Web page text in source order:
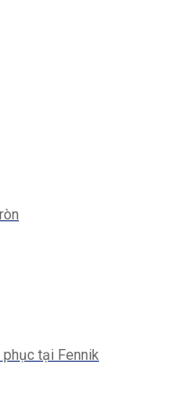
hãy liên hệ với
đồng phục, Fennik
sản phẩm đồng
nghiệp!
đồng phục polo nam
hóa Xanh:
Benz:
tại Fennik